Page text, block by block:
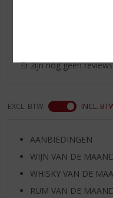
Er zijn nog geen
EXCL. BTW INCL.
AANBIEDINGEN
WIJN VAN DE
WHISKY VAN DE
RUM VAN DE